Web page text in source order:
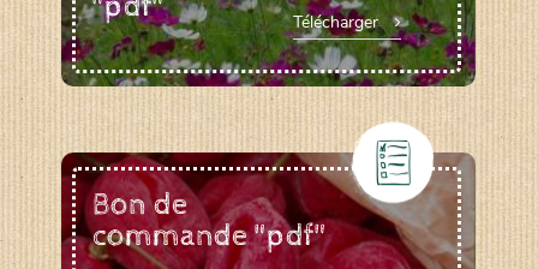
Télécharger
Bon de
commande "pdf"